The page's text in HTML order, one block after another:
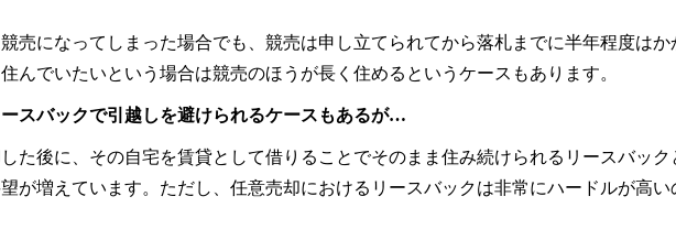
売になってしまった場合でも、競売は申し立てられてから落札までに半年程度は
んでいたいという場合は競売のほうが長く住めるというケースもあります。
スバックで引越しを避けられるケースもあるが…
た後に、その自宅を賃貸として借りることでそのまま住み続けられるリースバック
が増えています。ただし、任意売却におけるリースバックは非常にハードルが高い